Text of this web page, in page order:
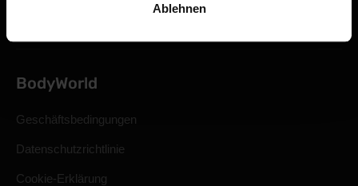
Ablehnen
BodyWorld
Geschäftsbedingungen
Datenschutzrichtlinie
Cookie-Erklärung